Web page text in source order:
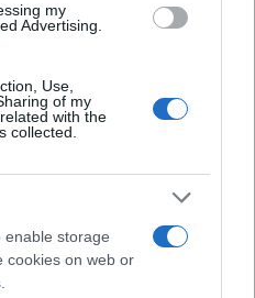
my
Advertising.
Use,
of my
with the
collected.
enable storage
cookies on web or
celebri
film